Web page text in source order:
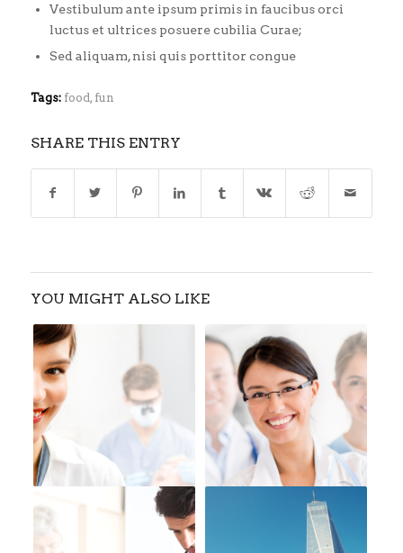
Vestibulum ante ipsum primis in faucibus orci
luctus et ultrices posuere cubilia Curae;
Sed aliquam, nisi quis porttitor congue
Tags: food, fun
SHARE THIS ENTRY
YOU MIGHT ALSO LIKE